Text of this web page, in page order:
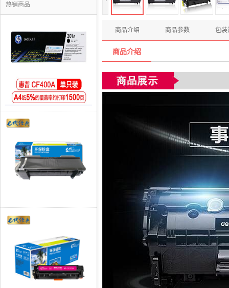
热销商品
商品介绍 商品参数 包装
商品介绍